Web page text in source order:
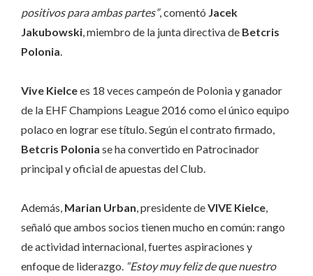
positivos para ambas partes”, comentó Jacek
Jakubowski , miembro de la junta directiva de Betcris
Polonia
Vive Kielcees 18 veces campeón de Polonia y ganador
de la EHF Champions League 2016 como el único equipo
polaco en lograr ese título. Según el contrato firmado,
Betcris Polonia se ha convertido en Patrocinador
principal y oficial de apuestas del Club.
Además, Marian Urban , presidente deVIVE Kielce
señaló que ambos socios tienen mucho en común: rango
de actividad internacional, fuertes aspiraciones y
enfoque de liderazgo. “Estoy muy feliz de que nuestro